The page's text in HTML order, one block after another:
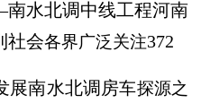
水北调中线工程河南
社会各界广泛关注372
展南水北调房车探源之